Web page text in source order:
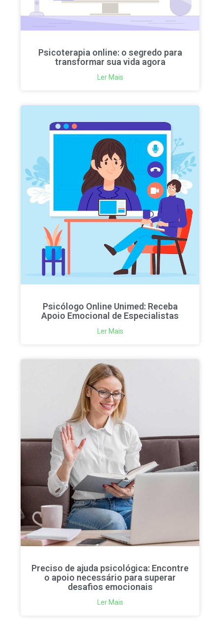
Psicoterapia online: o segredo para
transformar sua vida agora
Ler Mais
Psicólogo Online Unimed: Receba
Apoio Emocional de Especialistas
Ler Mais
Preciso de ajuda psicológica: Encontre
o apoio necessário para superar
desafios emocionais
Ler Mais